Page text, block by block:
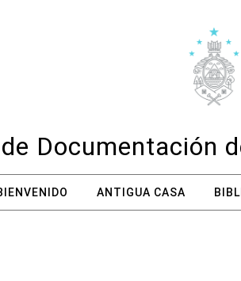
Documentación
ANTIGUA CASA